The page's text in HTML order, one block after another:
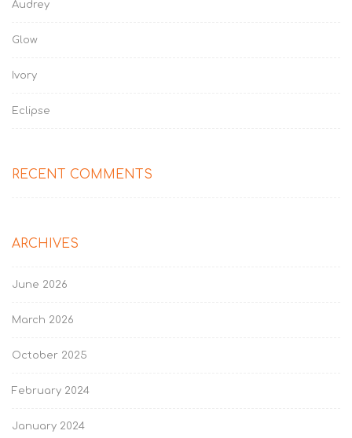
Audrey
Glow
Ivory
Eclipse
RECENT COMMENTS
ARCHIVES
June 2026
March 2026
October 2025
February 2024
January 2024